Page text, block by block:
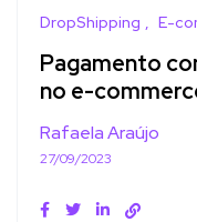
DropShipping E-
Pagamento
no e-
Rafaela Araújo
27/09/2023